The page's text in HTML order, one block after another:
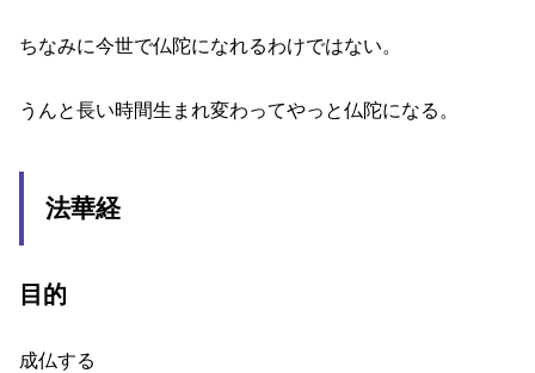
ちなみに今世で仏陀になれるわけではない。
うんと長い時間生まれ変わってやっと仏陀になる。
法華経
目的
成仏する